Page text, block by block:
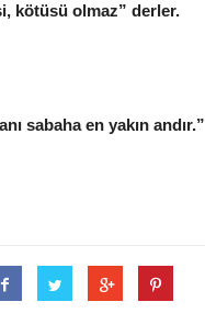
kötüsü olmaz” derler.
sabaha en yakın andır.”